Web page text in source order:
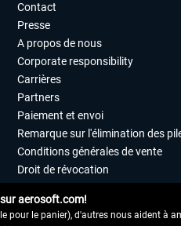
Contact
Presse
A propos de nous
Corporate responsibility
Carrières
Partners
Paiement et envoi
Remarque sur l'élimination des
Conditions générales de vente
Droit de révocation
Accessibilité
aerosoft.com!
le panier), d'autres nous aident à